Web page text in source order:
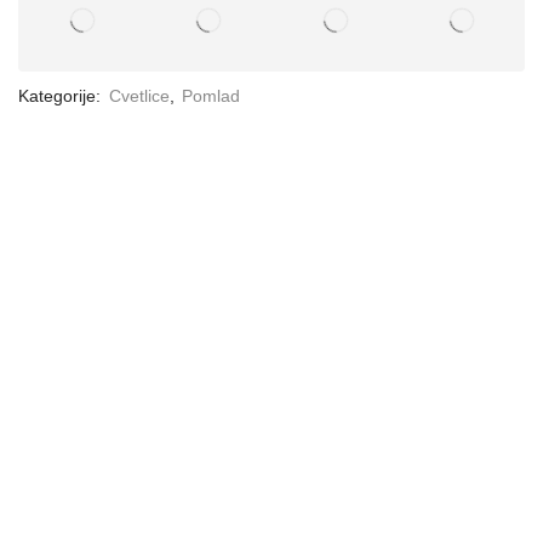
Kategorije: Cvetlice Pomlad